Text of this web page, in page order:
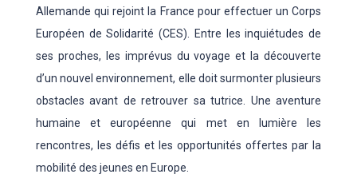
Allemande qui rejoint la France pour effectuer un Corps
Européen de Solidarité (CES). Entre les inquiétudes de
ses proches, les imprévus du voyage et la découverte
d’un nouvel environnement, elle doit surmonter plusieurs
obstacles avant de retrouver sa tutrice. Une aventure
humaine et européenne qui met en lumière les
rencontres, les défis et les opportunités offertes par la
mobilité des jeunes en Europe.